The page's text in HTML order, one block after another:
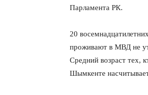
Парламента РК.
20
проживают в МВД не
Средний возраст тех,
Шымкенте